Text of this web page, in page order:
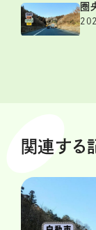
圏
関連する